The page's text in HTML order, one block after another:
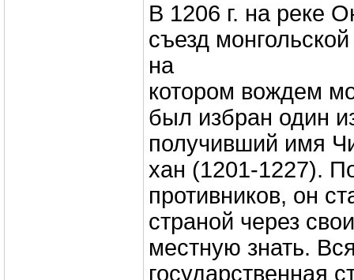
В 1206 г. на реке
съезд
на
котором вождем
был избран один
получивший имя
хан (1201-1227).
противников, он
страной через
местную знать.
государственная